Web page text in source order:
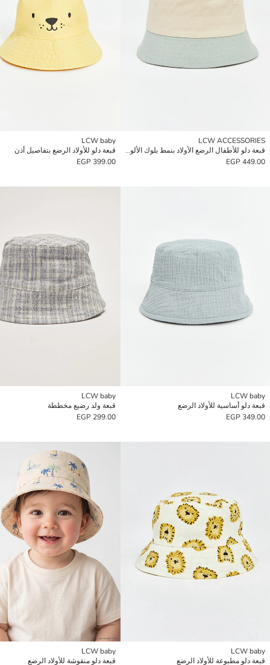
LCW ACCESSORIES
قبعة دلو للأطفال الرضع الأولاد بنمط بلوك الألوان
449.00 EGP
LCW baby
قبعة دلو للأولاد الرضع بتفاصيل أذن
399.00 EGP
LCW baby
قبعة دلو أساسية للأولاد الرضع
349.00 EGP
LCW baby
قبعة ولد رضيع مخططة
299.00 EGP
LCW baby
قبعة دلو مطبوعة للأولاد الرضع
LCW baby
قبعة دلو منقوشة للأولاد الرضع